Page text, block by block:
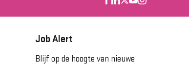
Job Alert
Blijf op de hoogte van nieuwe